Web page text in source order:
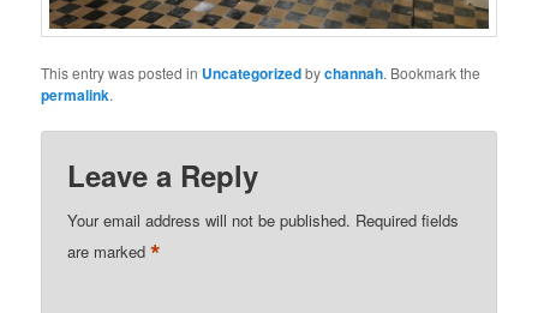
This entry was posted in Uncategorizedbychannah. Bookmark the
permalink.
Leave a Reply
Your email address will not be published. Required fields
are marked*